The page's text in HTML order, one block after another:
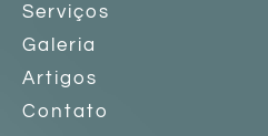
Serviços
Galeria
Artigos
Contato